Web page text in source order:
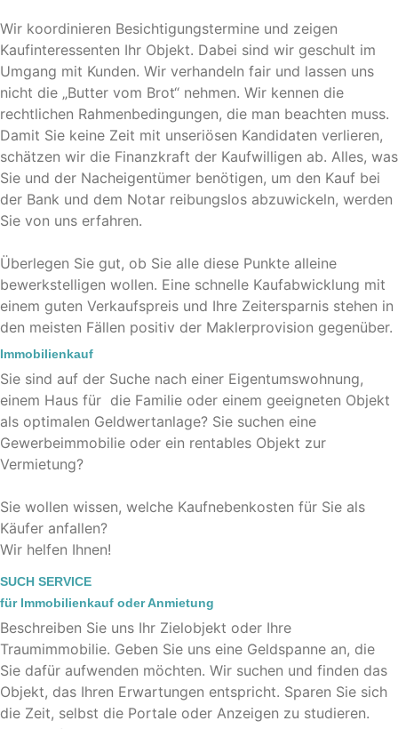
Wir koordinieren Besichtigungstermine und zeigen
Kaufinteressenten Ihr Objekt. Dabei sind wir geschult im
Umgang mit Kunden. Wir verhandeln fair und lassen uns
nicht die „Butter vom Brot“ nehmen. Wir kennen die
rechtlichen Rahmenbedingungen, die man beachten muss.
Damit Sie keine Zeit mit unseriösen Kandidaten verlieren,
schätzen wir die Finanzkraft der Kaufwilligen ab. Alles, was
Sie und der Nacheigentümer benötigen, um den Kauf bei
der Bank und dem Notar reibungslos abzuwickeln, werden
Sie von uns erfahren.
Überlegen Sie gut, ob Sie alle diese Punkte alleine
bewerkstelligen wollen. Eine schnelle Kaufabwicklung mit
einem guten Verkaufspreis und Ihre Zeitersparnis stehen in
den meisten Fällen positiv der Maklerprovision gegenüber.
Immobilienkauf
Sie sind auf der Suche nach einer Eigentumswohnung,
einem Haus für die Familie oder einem geeigneten Objekt
als optimalen Geldwertanlage? Sie suchen eine
Gewerbeimmobilie oder ein rentables Objekt zur
Vermietung?
Sie wollen wissen, welche Kaufnebenkosten für Sie als
Käufer anfallen?
Wir helfen Ihnen!
SUCH SERVICE
für Immobilienkauf oder Anmietung
Beschreiben Sie uns Ihr Zielobjekt oder Ihre
Traumimmobilie. Geben Sie uns eine Geldspanne an, die
Sie dafür aufwenden möchten. Wir suchen und finden das
Objekt, das Ihren Erwartungen entspricht. Sparen Sie sich
die Zeit, selbst die Portale oder Anzeigen zu studieren.